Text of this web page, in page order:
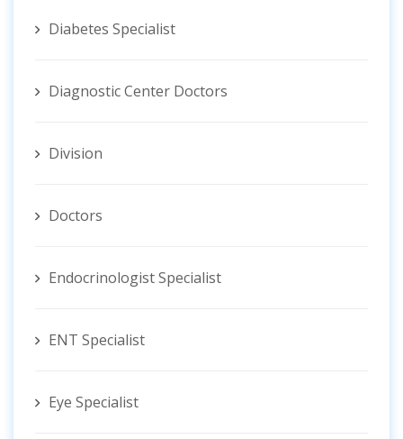
Diabetes Specialist
Diagnostic Center Doctors
Division
Doctors
Endocrinologist Specialist
ENT Specialist
Eye Specialist